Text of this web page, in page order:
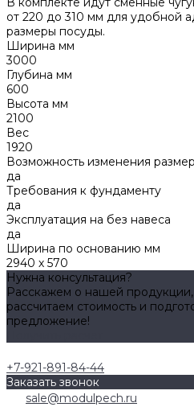
от 220 до 310 мм для удобной
размеры посуды.
Ширина мм
3000
Глубина мм
600
Высота мм
2100
Вес
1920
Возможность изменения
да
Требования к фундаменту
да
Эксплуатация на без навеса
да
Ширина по основанию мм
2940 х 570
Нужна консультация?
Расскажем о нашей продукции,
рассчитаем стоимость и
предложение!
+7-921-891-84-44
Заказать звонок
sale@modulpech.ru